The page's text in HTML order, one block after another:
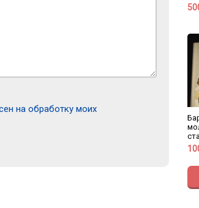
на обработку моих